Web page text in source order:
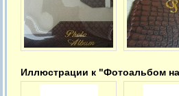
Иллюстрации к "Фотоальбом на